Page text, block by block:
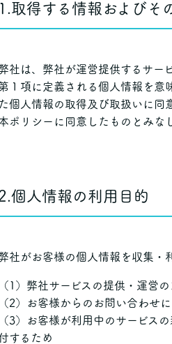
1.取得する情報およびそ
社は、弊社が運営提供するサー
１項に定義される個人情報を意
た個人情報の取得及び取扱いに同
ポリシーに同意したものとみなし
個人情報の利用目的
社がお客様の個人情報を収集・
（1）弊社サービスの提供・運営の
（2）お客様からのお問い合わせ
（3）お客様が利用中のサービス
するため